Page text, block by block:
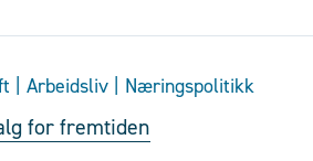
| Arbeidsliv | Næringspolitikk
for fremtiden